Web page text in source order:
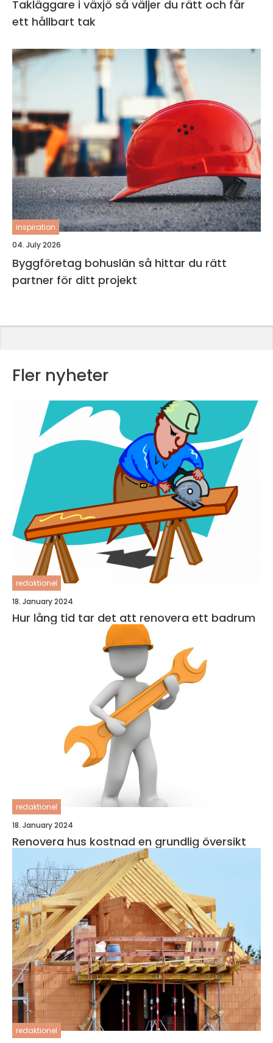
Takläggare i växjö så väljer du rätt och får
ett hållbart tak
inspiration
04. July 2026
Byggföretag bohuslän så hittar du rätt
partner för ditt projekt
Fler nyheter
redaktionel
18. January 2024
Hur lång tid tar det att renovera ett badrum
redaktionel
18. January 2024
Renovera hus kostnad en grundlig översikt
redaktionel